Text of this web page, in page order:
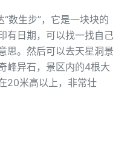
数生步”，它是一块块的
有日期，可以找一找自己
思。然后可以去天星洞景
峰异石，景区内的4根大
20米高以上，非常壮